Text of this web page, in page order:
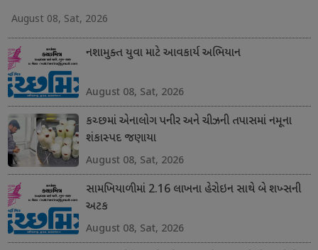
August 08, Sat, 2026
નશામુક્ત યુવા માટે આવકાર્ય અભિયાન
August 08, Sat, 2026
કચ્છમાં એનાલોગ પનીર અને ચીઝની તપાસમાં નમૂના
શંકાસ્પદ જણાયા
August 08, Sat, 2026
સામખિયાળીમાં 2.16 લાખના હેરોઇન સાથે બે શખ્સની
અટક
August 08, Sat, 2026